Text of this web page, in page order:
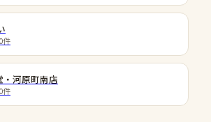
0件
河原町南店
0件